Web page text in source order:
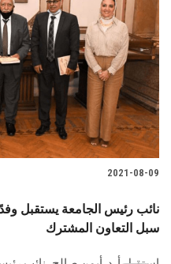
2021-08-09
نائب رئيس الجامعة يستقبل
سبل التعاون المشترك